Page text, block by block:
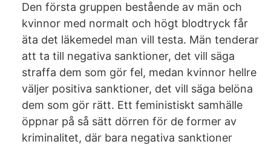
Den första gruppen bestående av män och
kvinnor med normalt och högt blodtryck får
äta det läkemedel man vill testa. Män tenderar
att ta till negativa sanktioner, det vill säga
straffa dem som gör fel, medan kvinnor hellre
väljer positiva sanktioner, det vill säga belöna
dem som gör rätt. Ett feministiskt samhälle
öppnar på så sätt dörren för de former av
kriminalitet, där bara negativa sanktioner